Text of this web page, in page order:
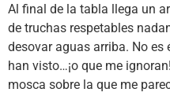
Al final de la tabla llega un
de truchas respetables
desovar aguas arriba. No
han visto…¡o que me
mosca sobre la que me